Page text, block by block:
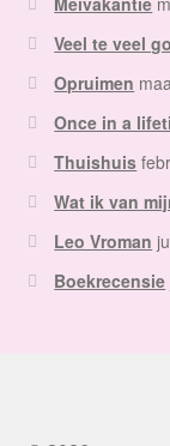
Veel te veel
Opruimen
Once in a
Thuishuis
Wat ik van
Leo Vroman
Boekrecensie